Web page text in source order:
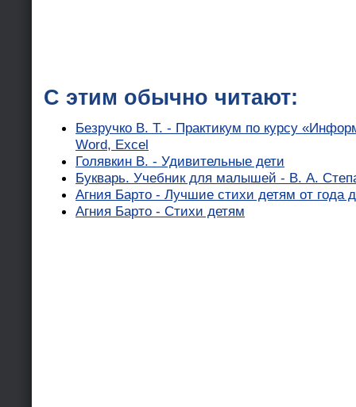
С этим обычно читают:
Безручко В. Т. - Практикум по курсу
Word, Excel
Голявкин В. - Удивительные дети
Букварь. Учебник для малышей - В. А.
Агния Барто - Лучшие стихи детям от года
Агния Барто - Стихи детям